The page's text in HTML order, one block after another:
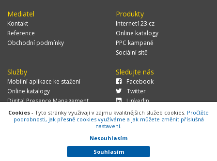
Mediatel
Kontakt
Reference
Obchodní podmínky
Produkty
Internet123.cz
Online katalogy
PPC kampaně
Sociální sítě
Služby
Mobilní aplikace ke stažení
Online katalogy
Digital Presence Management
Více zákazníků
Sledujte nás
Facebook
Twitter
LinkedIn
© 2026 MEDIATEL CZ, s.r.o.,Za Potokem 46/4, 106 00 Praha 10, tel.:
+420 771 270 421, verze 1.29.0.143,
Cookies
Cookies - Tyto stránky využívají v zájmu kvalitnějších služeb cookies. Pročtěte
podrobnosti, jak přesně cookies využíváme a jak můžete změnit příslušná
nastavení.
Nesouhlasím
Souhlasím